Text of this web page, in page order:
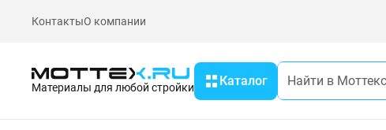
КонтактыО компании
Материалы для любой стройки Каталог